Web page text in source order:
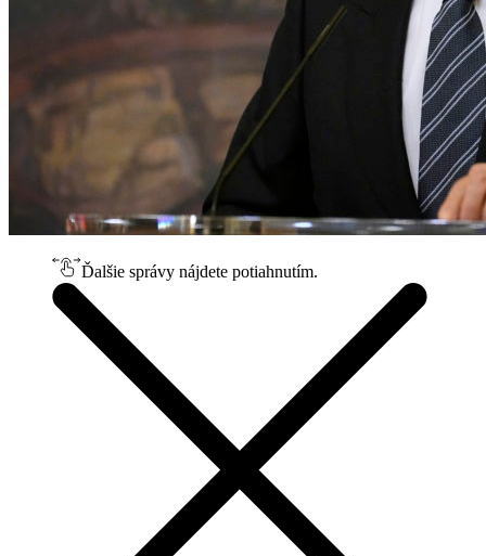
Ďalšie správy nájdete potiahnutím.